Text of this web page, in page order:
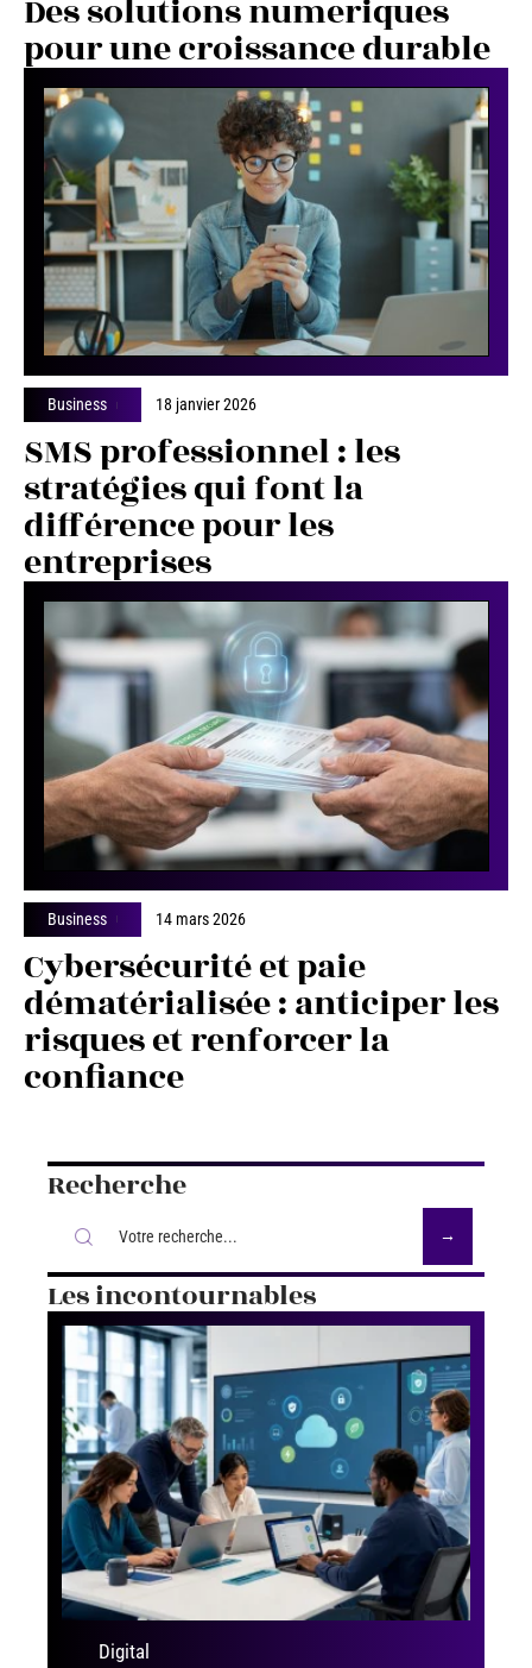
Des solutions numeriques
pour une croissance durable
Business 18 janvier 2026
SMS professionnel : les
stratégies qui font la
différence pour les
entreprises
Business 14 mars 2026
Cybersécurité et paie
dématérialisée : anticiper les
risques et renforcer la
confiance
Recherche
Les incontournables
Digital